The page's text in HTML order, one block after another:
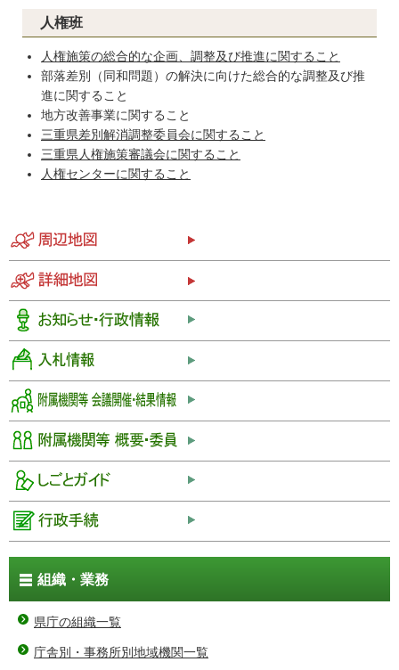
人権班
人権施策の総合的な企画、調整及び推進に関すること
部落差別（同和問題）の解決に向けた総合的な調整及び推
進に関すること
地方改善事業に関すること
三重県差別解消調整委員会に関すること
三重県人権施策審議会に関すること
人権センターに関すること
組織・業務
県庁の組織一覧
庁舎別・事務所別地域機関一覧